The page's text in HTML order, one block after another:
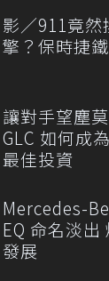
影／911竟
擎？保時捷
讓對手望塵
GLC 如何成
最佳投資
Mercedes-
EQ 命名淡出
發展